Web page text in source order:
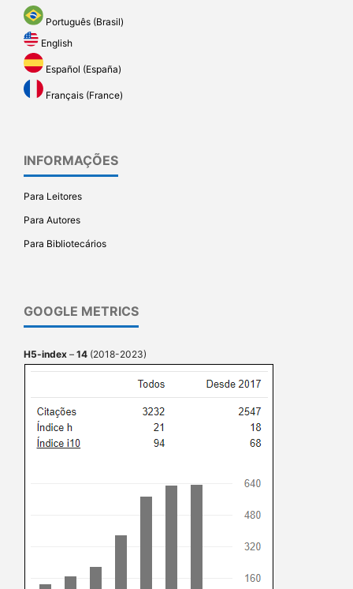
Português (Brasil)
English
Español (España)
Français (France)
INFORMAÇÕES
Para Leitores
Para Autores
Para Bibliotecários
GOOGLE METRICS
H5-index – 14 (2018-2023)